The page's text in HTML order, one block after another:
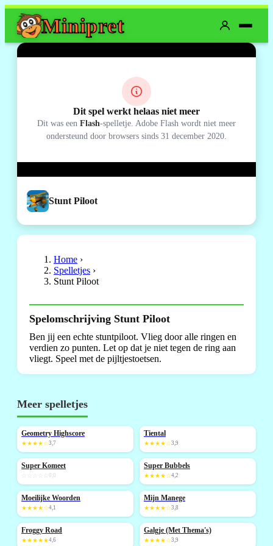
Minipret
Dit spel werkt helaas niet meer
Dit was een Flash-spelletje. Adobe Flash wordt niet meer
ondersteund door browsers sinds 31 december 2020.
Stunt Piloot
Home ›
Spelletjes ›
Stunt Piloot
Spelomschrijving Stunt Piloot
Ben jij een echte stuntpiloot. Vlieg door alle ringen en
verdien zo punten. Let op dat je niet tegen de ring aan
vliegt. Speel met de pijltjestoetsen.
Meer spelletjes
NIEUW
Geometry Highscore
★★★★☆3,7
NIEUW
Tiental
★★★★☆3,9
NIEUW
Super Komeet
0,0
Super Bubbels
★★★★☆4,2
Moeilijke Woorden
★★★★☆4,1
Mijn Manege
★★★★☆3,8
NIEUW
Froggy Road
★★★★★4,6
Galgje (Met Thema's)
★★★★☆3,9